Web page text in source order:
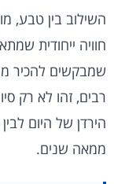
השילוב בין טבע,
חוויה ייחודית
שמבקשים להכיר
רבים, זהו לא רק
הירדן של היום
ממאה שנים.